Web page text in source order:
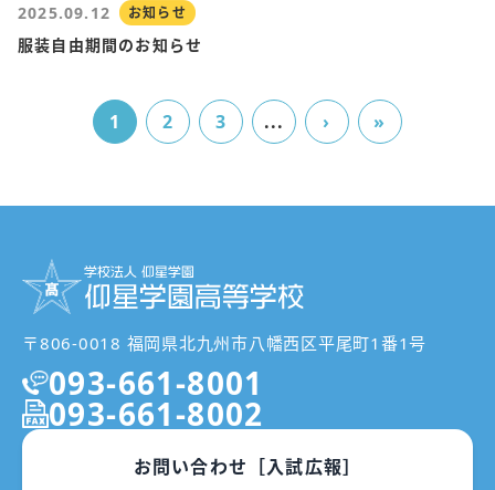
2025.09.12 お知らせ
服装自由期間のお知らせ
1 2 3 ... › »
〒806-0018 福岡県北九州市八幡西区平尾町1番1号
093-661-8001
093-661-8002
お問い合わせ［入試広報］